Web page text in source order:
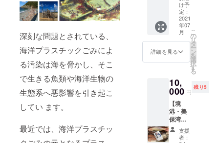
深刻な問題とされている、
海洋プラスチックごみによ
る汚染は海を脅かし、そこ
で生きる魚類や海洋生物の
生態系へ悪影響を引き起こ
してい ます。
最近では、海洋プラスチッ
手と目
を使う
ことで
安心安
全な食
材をお
届けい
お楽し
みにお
待ちく
ださ
い。 ※
お届け
予定日
年7月に
ります
が、天
候に
よって
は捕れ
ない場
合もあ
りま
鮮やか
な紅色
が特徴
の「紅
ずわい
がに」
味の特
徴は、
身の繊
くデリ
ケート
な味わ
いで、
みずみ
ずしさ
の中に
甘みが
け予
定：
2021
年07
月
詳細を見る
こ
の
リ
タ
ー
ン
を
選
択
す
る
10,
000 円
残り5
【境
港・美
保湾鮮
魚アラ
カルト
支援
者：